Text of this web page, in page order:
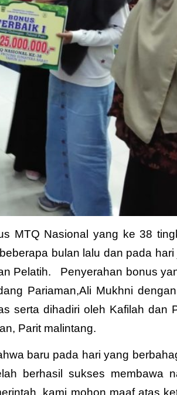
MTQ Nasional yang ke 38
bulan lalu dan pada hari
Pelatih. Penyerahan bonus
Pariaman,Ali Mukhni
serta dihadiri oleh Kafilah dan
Parit malintang.
baru pada hari yang
berhasil sukses membawa
,kami mohon maaf atas